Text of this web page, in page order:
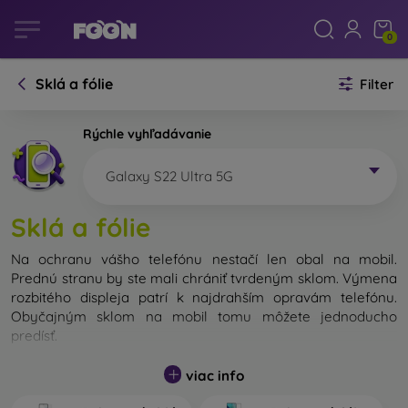
0
Sklá a fólie Filter
Rýchle vyhľadávanie
Galaxy S22 Ultra 5G
Sklá a fólie
Na ochranu vášho telefónu nestačí len obal na mobil.
Prednú stranu by ste mali chrániť tvrdeným sklom. Výmena
rozbitého displeja patrí k najdrahším opravám telefónu.
Obyčajným sklom na mobil tomu môžete jednoducho
predísť.
Nerozbitné sklo na mobil síce neexistuje, no v prípade pádu
ostane váš displej zväčša neporušený. Výber tvrdeného
viac info